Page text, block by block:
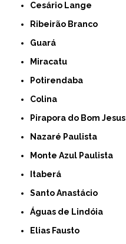
Cesário Lange
Ribeirão Branco
Guará
Miracatu
Potirendaba
Colina
Pirapora do Bom Jesus
Nazaré Paulista
Monte Azul Paulista
Itaberá
Santo Anastácio
Águas de Lindóia
Elias Fausto